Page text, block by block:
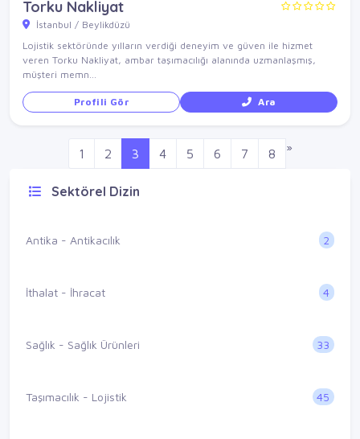
Torku Nakliyat
İstanbul / Beylikdüzü
Lojistik sektöründe yılların verdiği deneyim ve güven ile hizmet
veren Torku Nakliyat, ambar taşımacılığı alanında uzmanlaşmış,
müşteri memn...
Profili Gör Ara
1 2 3 4 5 6 7 8 »
Sektörel Dizin
Antika - Antikacılık 2
İthalat - İhracat 4
Sağlık - Sağlık Ürünleri 33
Taşımacılık - Lojistik 45